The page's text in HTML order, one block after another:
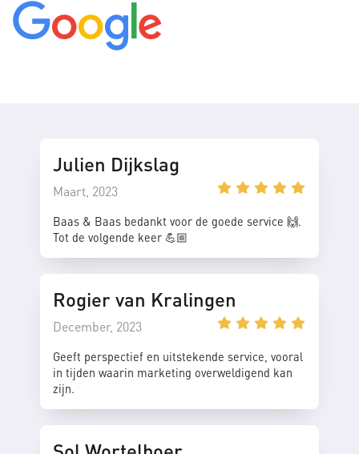
Julien Dijkslag
Maart, 2023
Baas & Baas bedankt voor de goede service 🙌.
Tot de volgende keer 💪🏼
Rogier van Kralingen
December, 2023
Geeft perspectief en uitstekende service, vooral
in tijden waarin marketing overweldigend kan
zijn.